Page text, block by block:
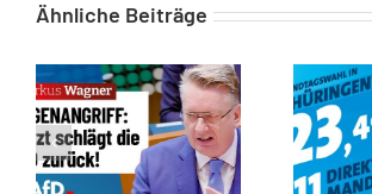
Ähnliche Beiträge